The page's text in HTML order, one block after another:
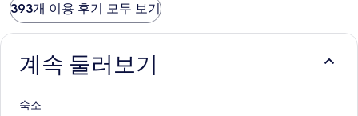
393개 이용 후기 모두 보기
계속 둘러보기
숙소